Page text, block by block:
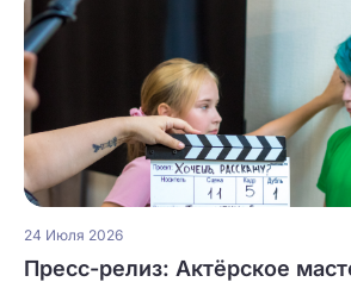
24 Июля 2026
Пресс-релиз: Актёрское